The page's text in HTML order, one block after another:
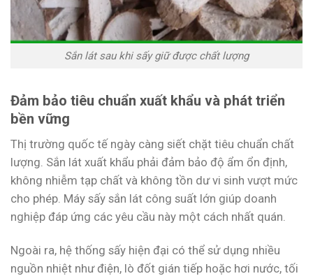
Sắn lát sau khi sấy giữ được chất lượng
Đảm bảo tiêu chuẩn xuất khẩu và phát triển
bền vững
Thị trường quốc tế ngày càng siết chặt tiêu chuẩn chất
lượng. Sắn lát xuất khẩu phải đảm bảo độ ẩm ổn định,
không nhiễm tạp chất và không tồn dư vi sinh vượt mức
cho phép. Máy sấy sắn lát công suất lớn giúp doanh
nghiệp đáp ứng các yêu cầu này một cách nhất quán.
Ngoài ra, hệ thống sấy hiện đại có thể sử dụng nhiều
nguồn nhiệt như điện, lò đốt gián tiếp hoặc hơi nước, tối